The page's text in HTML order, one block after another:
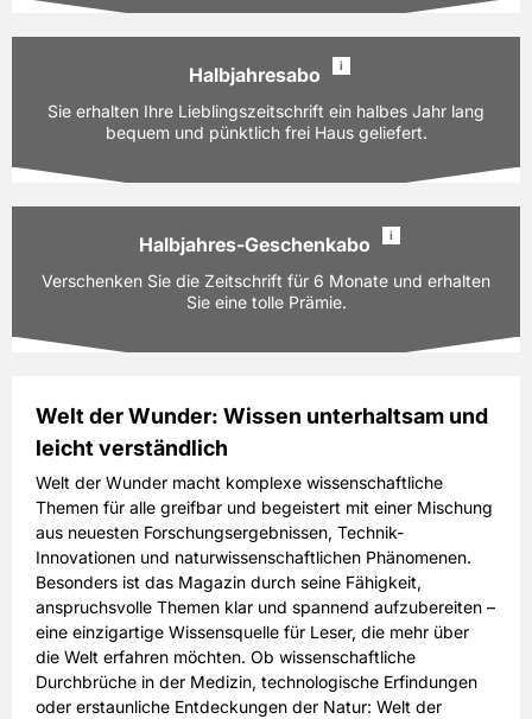
69,60 EUR
inkl. gesetzl. MwSt. & Versand
Prämie auswählen
Ausgaben:
12 Hefte für je z.Zt. 5,80 EUR
Laufzeit:
12 Monate
PAYBACK:
69,60 EUR
inkl. gesetzl. MwSt. & Versand
Prämie auswählen
Halbjahresabo i
Sie erhalten Ihre Lieblingszeitschrift ein halbes Jahr lang
bequem und pünktlich frei Haus geliefert.
Ausgaben:
6 Hefte für je z.Zt. 5,80 EUR
6 Monate
PAYBACK:
inkl. gesetzl. MwSt. & Versand
Halbjahres-Geschenkabo i
Verschenken Sie die Zeitschrift für 6 Monate und erhalten
Sie eine tolle Prämie.
Ausgaben:
6 Hefte für je z.Zt. 5,80 EUR
Laufzeit:
6 Monate
PAYBACK:
20 Basispunkte
Preis 34,80 EUR
inkl. gesetzl. MwSt. & Versand
Prämie auswählen
Welt der Wunder: Wissen unterhaltsam und
leicht verständlich
Welt der Wunder macht komplexe wissenschaftliche
Themen für alle greifbar und begeistert mit einer Mischung
aus neuesten Forschungsergebnissen, Technik-
Innovationen und naturwissenschaftlichen Phänomenen.
Besonders ist das Magazin durch seine Fähigkeit,
anspruchsvolle Themen klar und spannend aufzubereiten –
eine einzigartige Wissensquelle für Leser, die mehr über
die Welt erfahren möchten. Ob wissenschaftliche
Durchbrüche in der Medizin, technologische Erfindungen
oder erstaunliche Entdeckungen der Natur: Welt der